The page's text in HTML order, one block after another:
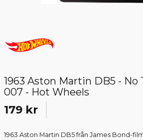
1963 Aston Martin DB5 - No
007 - Hot Wheels
179 kr
1963 Aston Martin DB5 från James Bond-